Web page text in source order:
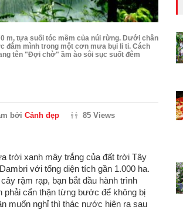
m, tựa suối tóc mềm của núi rừng. Dưới chân
đắm mình trong một cơn mưa bụi li ti. Cách
tên "Đợi chờ" ầm ào sôi sục suốt đêm
bởi Cảnh đẹp 85 Views
trời xanh mây trắng của đất trời Tây
với tổng diện tích gần 1.000 ha.
rậm rạp, bạn bắt đầu hành trình
phải cẩn thận từng bước để không bị
muốn nghỉ thì thác nước hiện ra sau